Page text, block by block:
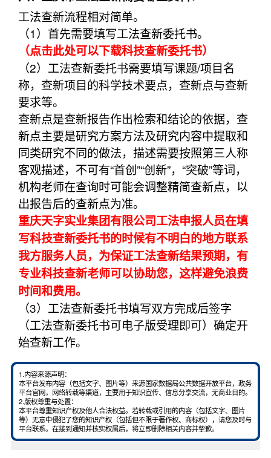
工法查新流程相对简单。
（1）首先需要填写工法查新委托书。
（点击此处可以下载科技查新委托书）
（2）工法查新委托书需要填写课题/项目名
称，查新项目的科学技术要点，查新点与查新
要求等。
查新点是查新报告作出检索和结论的依据，查
新点主要是研究方案方法及研究内容中提取和
同类研究不同的做法，描述需要按照第三人称
客观描述，不可有“首创”“创新”，“突破”等词，
机构老师在查询时可能会调整精简查新点，以
出报告后的查新点为准。
重庆天字实业集团有限公司工法申报人员在填
写科技查新委托书的时候有不明白的地方联系
我方服务人员，为保证工法查新结果预期，有
专业科技查新老师可以协助您，这样避免浪费
时间和费用。
（3）工法查新委托书填写双方完成后签字
（工法查新委托书可电子版受理即可）确定开
始查新工作。
1.内容来源声明：
本平台发布内容（包括文字、图片等）来源国家数据局公共数据开放平台，政务
平台官网，网络转载等渠道，主要用于知识宣传、信息分享交流，无商业目的。
2.版权尊重与处置：
本平台尊重知识产权及他人合法权益。若转载或引用的内容（包括文字、图片
等）无意中侵犯了您的知识产权（包括但不限于著作权、商标权），请您及时与
平台联系。在接到通知并核实权属后，将立即删除相关内容并挚歉。